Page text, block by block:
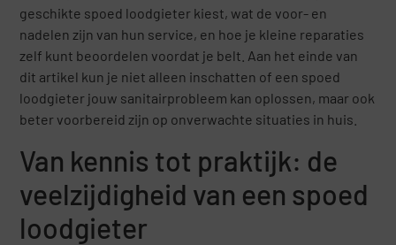
geschikte spoed loodgieter kiest, wat de voor- en
nadelen zijn van hun service, en hoe je kleine reparaties
zelf kunt beoordelen voordat je belt. Aan het einde van
dit artikel kun je niet alleen inschatten of een spoed
loodgieter jouw sanitairprobleem kan oplossen, maar ook
beter voorbereid zijn op onverwachte situaties in huis.
Van kennis tot praktijk: de
veelzijdigheid van een spoed
loodgieter